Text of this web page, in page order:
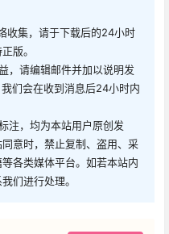
收集，请于下载后的24小时
版。
，请编辑邮件并加以说明发
们会在收到消息后24小时内
注，均为本站用户原创发
意时，禁止复制、盗用、采
各类媒体平台。如若本站内
们进行处理。